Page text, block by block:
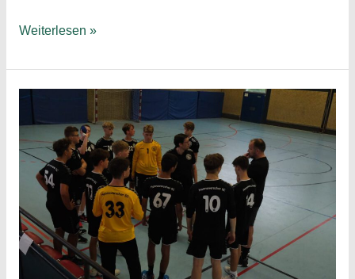
Männliche
Jugend
II
Neue
Trainingsanzüge
Landesliga-
Saison
2023/2024
Weiterlesen »